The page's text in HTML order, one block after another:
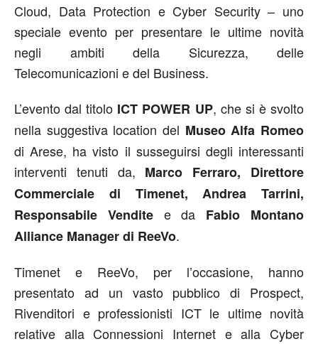
Cloud, Data Protection e Cyber Security – uno
speciale evento per presentare le ultime novità
negli ambiti della Sicurezza, delle
Telecomunicazioni e del Business.
L’evento dal titolo ICT POWER UP, che si è svolto
nella suggestiva location del Museo Alfa Romeo
di Arese, ha visto il susseguirsi degli interessanti
interventi tenuti da, Marco Ferraro, Direttore
Commerciale di Timenet, Andrea Tarrini,
Responsabile Venditee da Fabio Montano
Alliance Manager di ReeVo.
Timenet e ReeVo, per l’occasione, hanno
presentato ad un vasto pubblico di Prospect,
Rivenditori e professionisti ICT le ultime novità
relative alla Connessioni Internet e alla Cyber